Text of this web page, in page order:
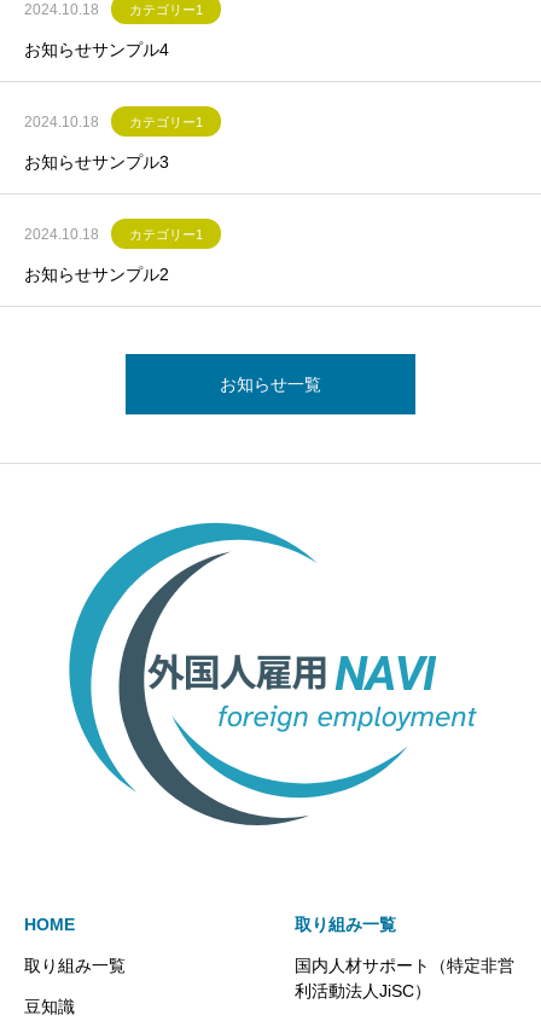
2024.10.18 カテゴリー1
お知らせサンプル4
2024.10.18 カテゴリー1
お知らせサンプル3
2024.10.18 カテゴリー1
お知らせサンプル2
お知らせ一覧
HOME
取り組み一覧
豆知識
取り組み一覧
国内人材サポート（特定非営
利活動法人JiSC）